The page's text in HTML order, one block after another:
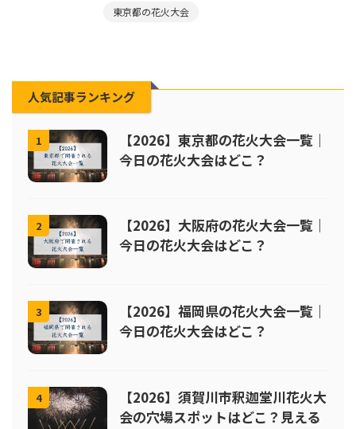
東京都の花火大会
人気記事ランキング
1
【2026】東京都の花火大会一覧｜
今日の花火大会はどこ？
2
【2026】大阪府の花火大会一覧｜
今日の花火大会はどこ？
3
【2026】福岡県の花火大会一覧｜
今日の花火大会はどこ？
4
【2026】須賀川市釈迦堂川花火大
会の穴場スポットはどこ？見える